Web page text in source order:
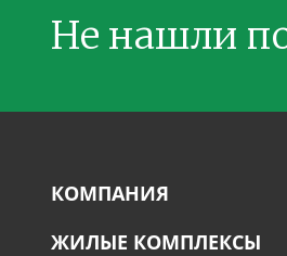
Не нашли
КОМПАНИЯ
ЖИЛЫЕ КОМПЛЕКСЫ